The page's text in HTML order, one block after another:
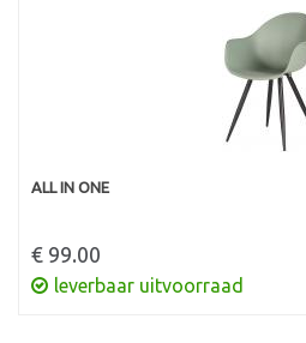
ALL IN ONE
€ 99.00
leverbaar uitvoorraad